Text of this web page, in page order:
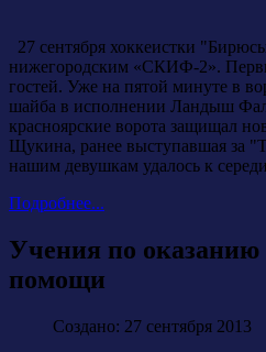
27 сентября хоккеистки
нижегородским «СКИФ-2».
гостей. Уже на пятой минуте в
шайба в исполнении Ландыш
красноярские ворота защищал
Щукина, ранее выступавшая за
нашим девушкам удалось к
Подробнее...
Учения по оказанию
помощи
Создано: 27 сентября 2013